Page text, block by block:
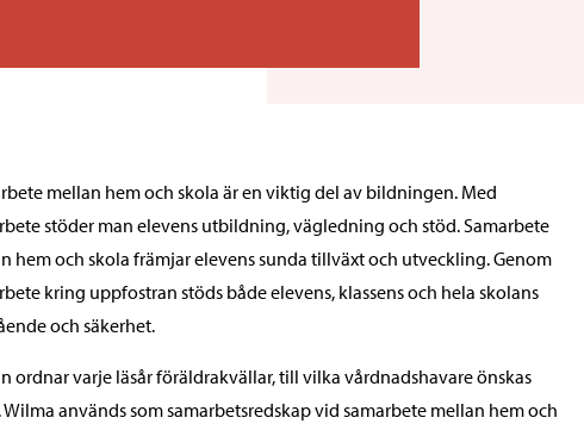
mellan hem och skola är en viktig del av bildningen. Med
stöder man elevens utbildning, vägledning och stöd. Samarbete
hem och skola främjar elevens sunda tillväxt och utveckling. Genom
kring uppfostran stöds både elevens, klassens och hela skolans
och säkerhet.
ordnar varje läsår föräldrakvällar, till vilka vårdnadshavare önskas
Wilma används som samarbetsredskap vid samarbete mellan hem och